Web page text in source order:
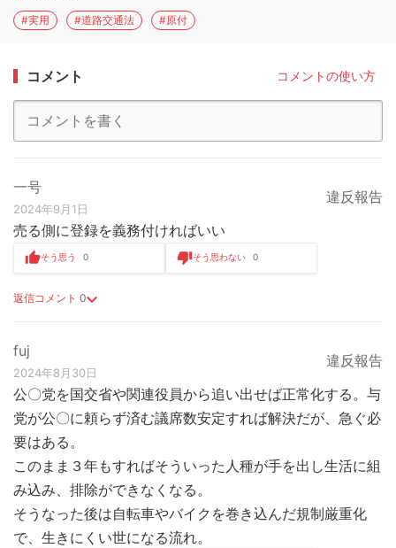
#実用 #道路交通法 #原付
コメント コメントの使い方
一号
2024年9月1日
違反報告
売る側に登録を義務付ければいい
返信コメント 0
そう思う 0 そう思わない 0
fuj
2024年8月30日
違反報告
公〇党を国交省や関連役員から追い出せば正常化する。与
党が公〇に頼らず済む議席数安定すれば解決だが、急ぐ必
要はある。
このまま３年もすればそういった人種が手を出し生活に組
み込み、排除ができなくなる。
そうなった後は自転車やバイクを巻き込んだ規制厳重化
で、生きにくい世になる流れ。